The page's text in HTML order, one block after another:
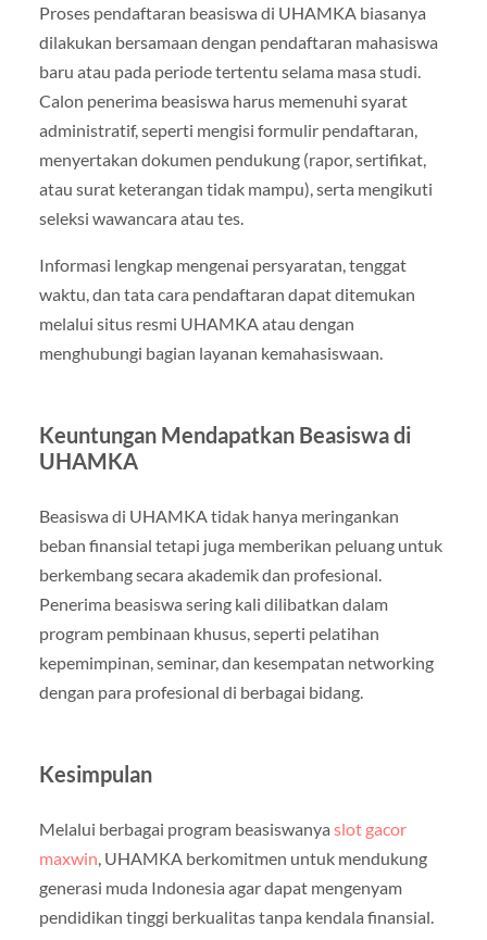
Proses pendaftaran beasiswa di UHAMKA biasanya
dilakukan bersamaan dengan pendaftaran mahasiswa
baru atau pada periode tertentu selama masa studi.
Calon penerima beasiswa harus memenuhi syarat
administratif, seperti mengisi formulir pendaftaran,
menyertakan dokumen pendukung (rapor, sertifikat,
atau surat keterangan tidak mampu), serta mengikuti
seleksi wawancara atau tes.
Informasi lengkap mengenai persyaratan, tenggat
waktu, dan tata cara pendaftaran dapat ditemukan
melalui situs resmi UHAMKA atau dengan
menghubungi bagian layanan kemahasiswaan.
Keuntungan Mendapatkan Beasiswa di
UHAMKA
Beasiswa di UHAMKA tidak hanya meringankan
beban finansial tetapi juga memberikan peluang untuk
berkembang secara akademik dan profesional.
Penerima beasiswa sering kali dilibatkan dalam
program pembinaan khusus, seperti pelatihan
kepemimpinan, seminar, dan kesempatan networking
dengan para profesional di berbagai bidang.
Kesimpulan
Melalui berbagai program beasiswanya slot gacor
maxwin , UHAMKA berkomitmen untuk mendukung
generasi muda Indonesia agar dapat mengenyam
pendidikan tinggi berkualitas tanpa kendala finansial.